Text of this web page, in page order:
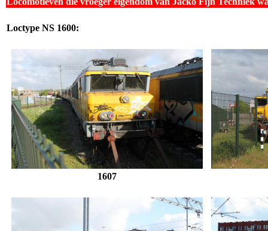
Loctype NS 1600:
1607